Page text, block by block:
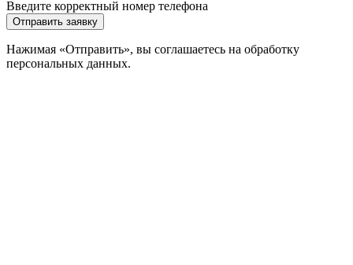
Введите корректный номер телефона
Отправить заявку
Нажимая «Отправить», вы соглашаетесь на обработку
персональных данных.